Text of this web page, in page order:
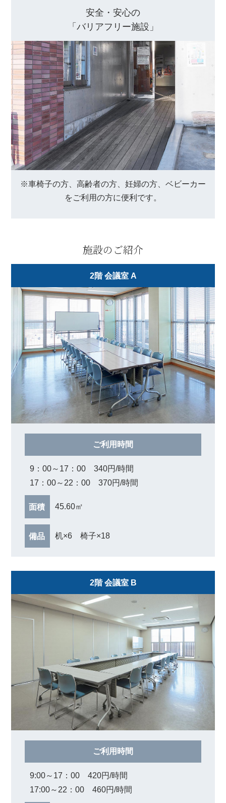
安全・安心の
「バリアフリー施設」
※車椅子の方、高齢者の方、妊婦の方、ベビーカー
をご利用の方に便利です。
施設のご紹介
2階 会議室 A
ご利用時間
9：00～17：00 340円/時間
17：00～22：00 370円/時間
面積 45.60㎡
備品 机×6 椅子×18
2階 会議室 B
ご利用時間
9:00～17：00 420円/時間
17:00～22：00 460円/時間